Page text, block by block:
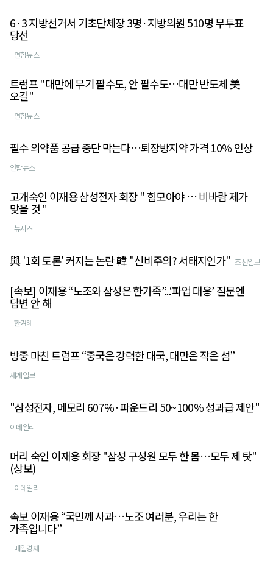
6·3 지방선거서 기초단체장 3명·지방의원 510명 무투표
당선
연합뉴스
트럼프 "대만에 무기 팔수도, 안 팔수도…대만 반도체 美
오길"
연합뉴스
필수 의약품 공급 중단 막는다…퇴장방지약 가격 10% 인상
연합뉴스
고개숙인 이재용 삼성전자 회장 " 힘모아야 … 비바람 제가
맞을 것 "
뉴시스
與 '1회 토론' 커지는 논란 韓 "신비주의? 서태지인가" 조선일보
[속보] 이재용 “노조와 삼성은 한가족”...‘파업 대응’ 질문엔
답변 안 해
한겨례
방중 마친 트럼프 “중국은 강력한 대국, 대만은 작은 섬”
세계일보
"삼성전자, 메모리 607%·파운드리 50~100% 성과급 제안"
이데일리
머리 숙인 이재용 회장 "삼성 구성원 모두 한 몸…모두 제 탓"
(상보)
이데일리
속보 이재용 “국민께 사과…노조 여러분, 우리는 한
가족입니다”
매일경제